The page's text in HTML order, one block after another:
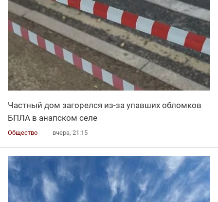
Частный дом загорелся из-за упавших обломков
БПЛА в анапском селе
Общество вчера, 21:15